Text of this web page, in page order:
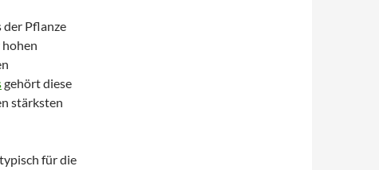
der Pflanze
gehört diese
stärksten
für die